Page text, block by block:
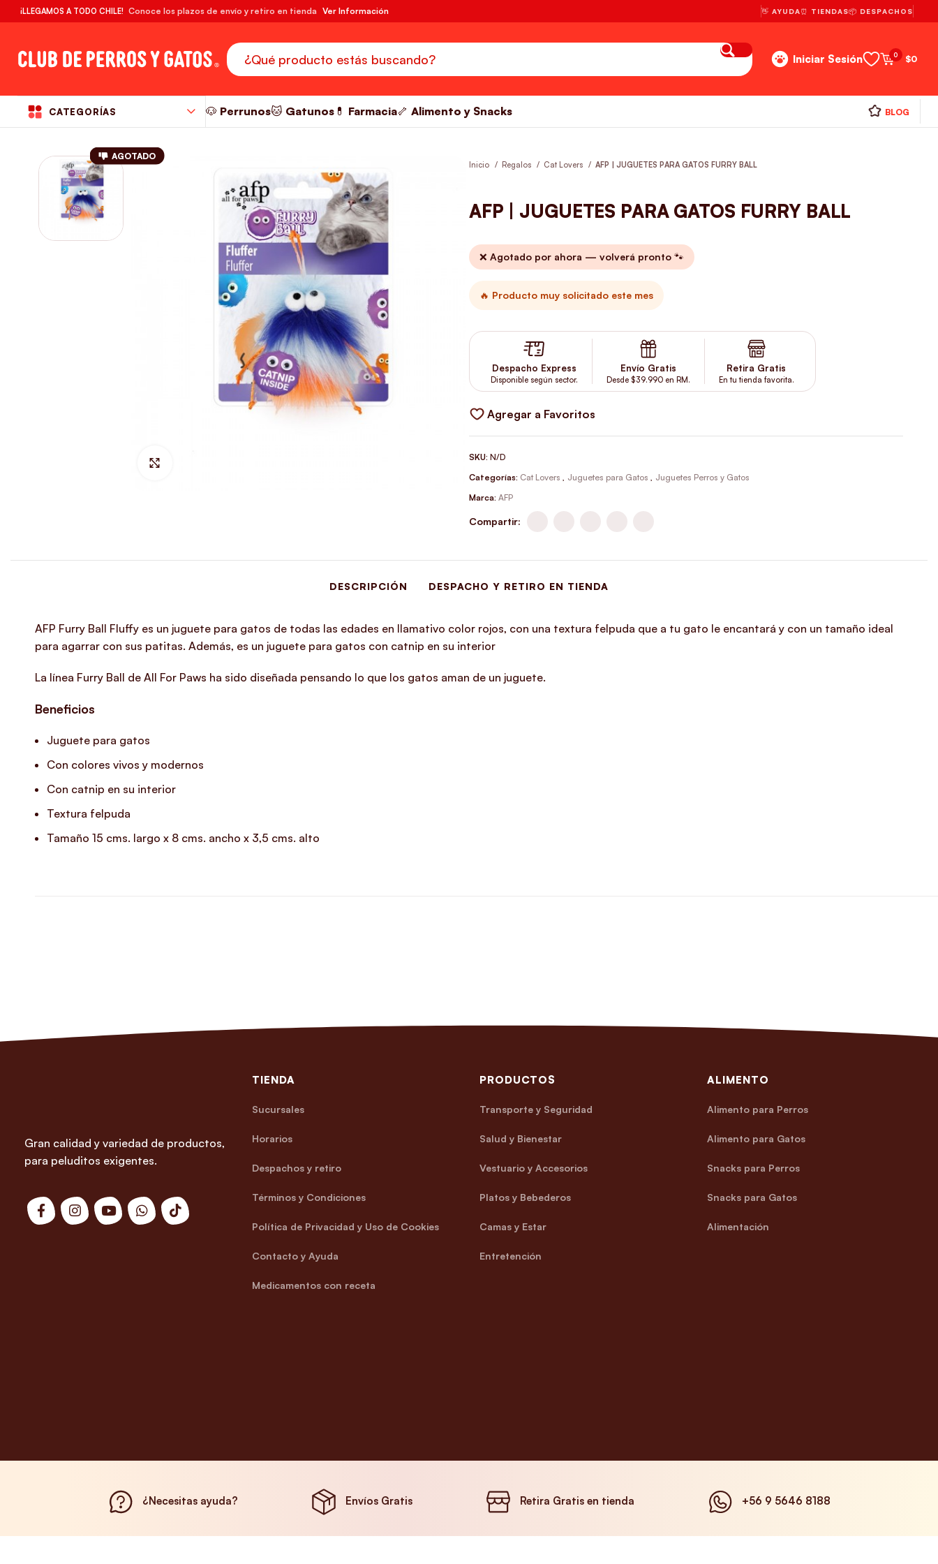
¡LLEGAMOS A TODO CHILE! Conoce los plazos de envío y retiro en tienda Ver Información 👋 AYUDA⏰ TIENDAS📦 DESPACHOS
Iniciar Sesión 0 $0
CATEGORÍAS 🐶 Perrunos🐱 Gatunos 💊 Farmacia🦴 Alimento y Snacks BLOG
AGOTADO
Inicio Regalos Cat Lovers AFP | JUGUETES PARA GATOS FURRY BALL
AFP | JUGUETES PARA GATOS FURRY BALL
❌ Agotado por ahora — volverá pronto 🐾
🔥 Producto muy solicitado este mes
Despacho Express
Disponible según sector.
Envío Gratis
Desde $39.990 en RM.
Retira Gratis
En tu tienda favorita.
Agregar a Favoritos
SKU: N/D
Categorías: Cat Lovers , Juguetes para Gatos , Juguetes Perros y Gatos
Marca: AFP
Compartir:
DESCRIPCIÓN DESPACHO Y RETIRO EN TIENDA
AFP Furry Ball Fluffy es un juguete para gatos de todas las edades en llamativo color rojos, con una textura felpuda que a tu gato le encantará y con un tamaño ideal
para agarrar con sus patitas. Además, es un juguete para gatos con catnip en su interior
La línea Furry Ball de All For Paws ha sido diseñada pensando lo que los gatos aman de un juguete.
Beneficios
Juguete para gatos
Con colores vivos y modernos
Con catnip en su interior
Textura felpuda
Tamaño 15 cms. largo x 8 cms. ancho x 3,5 cms. alto
Gran calidad y variedad de productos,
para peluditos exigentes.
TIENDA
Sucursales
Horarios
Despachos y retiro
Términos y Condiciones
Política de Privacidad y Uso de Cookies
Contacto y Ayuda
Medicamentos con receta
PRODUCTOS
Transporte y Seguridad
Salud y Bienestar
Vestuario y Accesorios
Platos y Bebederos
Camas y Estar
Entretención
ALIMENTO
Alimento para Perros
Alimento para Gatos
Snacks para Perros
Snacks para Gatos
Alimentación
¿Necesitas ayuda? Envíos Gratis Retira Gratis en tienda +56 9 5646 8188
RM